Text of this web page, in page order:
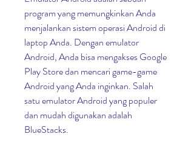
program yang memungkinkan Anda
menjalankan sistem operasi Android di
laptop Anda. Dengan emulator
Android, Anda bisa mengakses Google
Play Store dan mencari game-game
Android yang Anda inginkan. Salah
satu emulator Android yang populer
dan mudah digunakan adalah
BlueStacks.